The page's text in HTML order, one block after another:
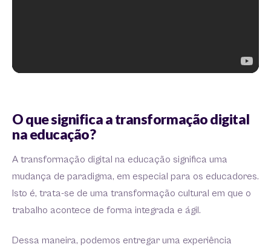
O que significa a transformação digital
na educação?
A transformação digital na educação significa uma
mudança de paradigma, em especial para os educadores.
Isto é, trata-se de uma transformação cultural em que o
trabalho acontece de forma integrada e ágil.
Dessa maneira, podemos entregar uma experiência